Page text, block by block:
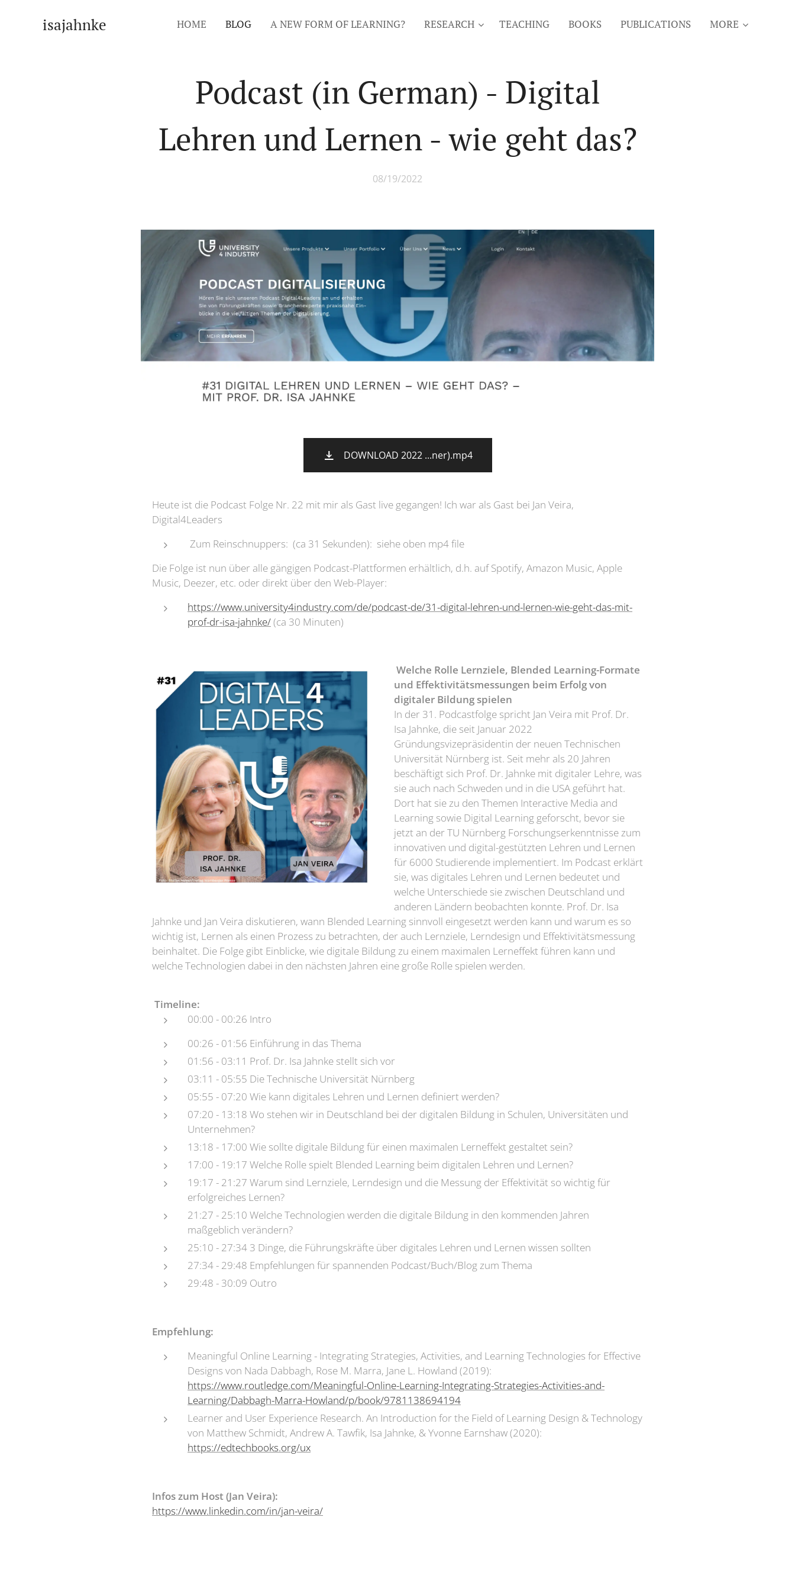
isajahnke HOME BLOG A NEW FORM OF LEARNING? RESEARCH TEACHING BOOKS PUBLICATIONS MORE
Podcast (in German) - Digital
Lehren und Lernen - wie geht das?
08/19/2022
DOWNLOAD 2022 ...ner).mp4
Heute ist die Podcast Folge Nr. 22 mit mir als Gast live gegangen! Ich war als Gast bei Jan Veira,
Digital4Leaders
Zum Reinschnuppers: (ca 31 Sekunden): siehe oben mp4 file
Die Folge ist nun über alle gängigen Podcast-Plattformen erhältlich, d.h. auf Spotify, Amazon Music, Apple
Music, Deezer, etc. oder direkt über den Web-Player:
https://www.university4industry.com/de/podcast-de/31-digital-lehren-und-lernen-wie-geht-das-mit-
prof-dr-isa-jahnke/(ca 30 Minuten)
Welche Rolle Lernziele, Blended Learning-Formate
und Effektivitätsmessungen beim Erfolg von
digitaler Bildung spielen
In der 31. Podcastfolge spricht Jan Veira mit Prof. Dr.
Isa Jahnke, die seit Januar 2022
Gründungsvizepräsidentin der neuen Technischen
Universität Nürnberg ist. Seit mehr als 20 Jahren
beschäftigt sich Prof. Dr. Jahnke mit digitaler Lehre, was
sie auch nach Schweden und in die USA geführt hat.
Dort hat sie zu den Themen Interactive Media and
Learning sowie Digital Learning geforscht, bevor sie
jetzt an der TU Nürnberg Forschungserkenntnisse zum
innovativen und digital-gestützten Lehren und Lernen
für 6000 Studierende implementiert. Im Podcast erklärt
sie, was digitales Lehren und Lernen bedeutet und
welche Unterschiede sie zwischen Deutschland und
anderen Ländern beobachten konnte. Prof. Dr. Isa
Jahnke und Jan Veira diskutieren, wann Blended Learning sinnvoll eingesetzt werden kann und warum es so
wichtig ist, Lernen als einen Prozess zu betrachten, der auch Lernziele, Lerndesign und Effektivitätsmessung
beinhaltet. Die Folge gibt Einblicke, wie digitale Bildung zu einem maximalen Lerneffekt führen kann und
welche Technologien dabei in den nächsten Jahren eine große Rolle spielen werden.
Timeline:
00:00 - 00:26 Intro
00:26 - 01:56 Einführung in das Thema
01:56 - 03:11 Prof. Dr. Isa Jahnke stellt sich vor
03:11 - 05:55 Die Technische Universität Nürnberg
05:55 - 07:20 Wie kann digitales Lehren und Lernen definiert werden?
07:20 - 13:18 Wo stehen wir in Deutschland bei der digitalen Bildung in Schulen, Universitäten und
Unternehmen?
13:18 - 17:00 Wie sollte digitale Bildung für einen maximalen Lerneffekt gestaltet sein?
17:00 - 19:17 Welche Rolle spielt Blended Learning beim digitalen Lehren und Lernen?
19:17 - 21:27 Warum sind Lernziele, Lerndesign und die Messung der Effektivität so wichtig für
erfolgreiches Lernen?
21:27 - 25:10 Welche Technologien werden die digitale Bildung in den kommenden Jahren
maßgeblich verändern?
25:10 - 27:34 3 Dinge, die Führungskräfte über digitales Lehren und Lernen wissen sollten
27:34 - 29:48 Empfehlungen für spannenden Podcast/Buch/Blog zum Thema
29:48 - 30:09 Outro
Empfehlung:
Meaningful Online Learning - Integrating Strategies, Activities, and Learning Technologies for Effective
Designs von Nada Dabbagh, Rose M. Marra, Jane L. Howland (2019):
https://www.routledge.com/Meaningful-Online-Learning-Integrating-Strategies-Activities-and-
Learning/Dabbagh-Marra-Howland/p/book/9781138694194
Learner and User Experience Research. An Introduction for the Field of Learning Design & Technology
von Matthew Schmidt, Andrew A. Tawfik, Isa Jahnke, & Yvonne Earnshaw (2020):
https://edtechbooks.org/ux
Infos zum Host (Jan Veira):
https://www.linkedin.com/in/jan-veira/